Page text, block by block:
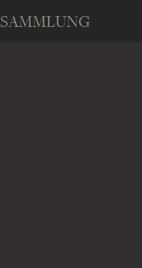
SAMMLUNG